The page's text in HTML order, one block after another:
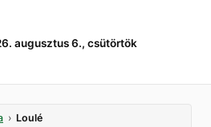
augusztus 6., csütörtök
› Loulé